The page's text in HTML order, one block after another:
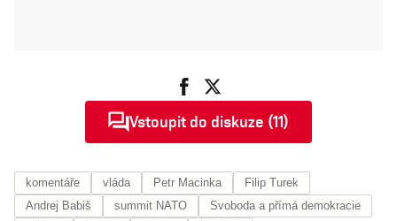
Vstoupit do diskuze (11)
komentáře vláda Petr Macinka
Filip Turek
Andrej Babiš
summit NATO
Svoboda a přímá demokracie